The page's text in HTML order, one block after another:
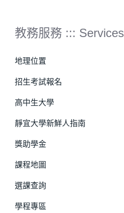
教務服務 ::: Services
地理位置
招生考試報名
高中生大學
靜宜大學新鮮人指南
獎助學金
課程地圖
選課查詢
學程專區